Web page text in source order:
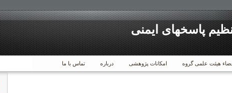
پاسخهای ایمنی
هیئت علمی گروه امکانات پژوهشی درباره تماس با ما